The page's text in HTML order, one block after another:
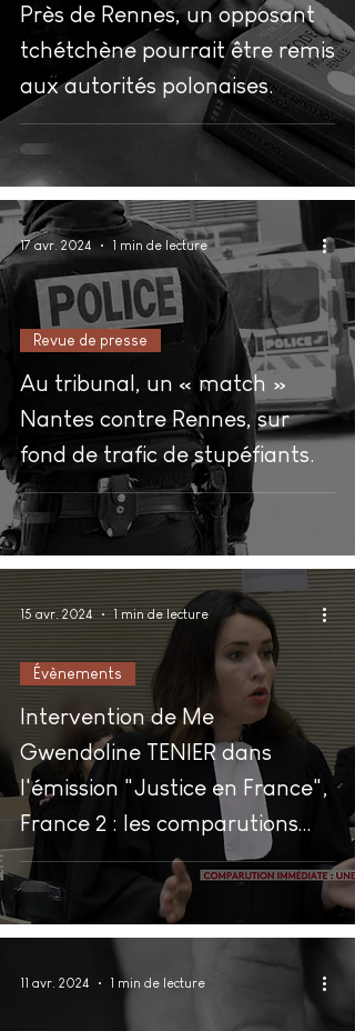
Près de Rennes, un opposant
tchétchène pourrait être remis
aux autorités polonaises.
Au tribunal, un « match »
Nantes contre Rennes, sur
fond de trafic de stupéfiants.
Revue de presse
17 avr. 2024 1 min de lecture
Intervention de Me
Gwendoline TENIER dans
l'émission "Justice en France",
France 2 : les comparutions
immédiates.
Évènements
15 avr. 2024 1 min de lecture
11 avr. 2024 1 min de lecture